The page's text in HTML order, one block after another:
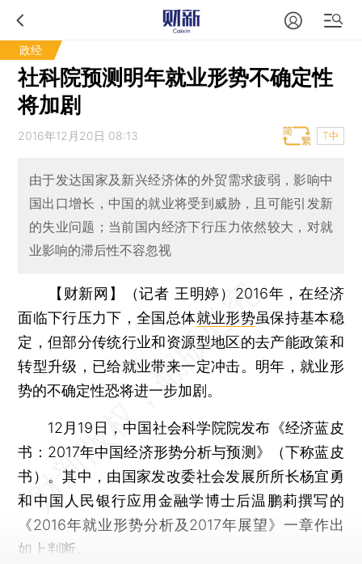
政经
社科院预测明年就业形势不确定性
将加剧
2016年12月20日 08:13 T中
由于发达国家及新兴经济体的外贸需求疲弱，影响中
国出口增长，中国的就业将受到威胁，且可能引发新
的失业问题；当前国内经济下行压力依然较大，对就
业影响的滞后性不容忽视
【财新网】（记者 王明婷） 2016年，在经济
面临下行压力下，全国总体就业形势虽保持基本稳
定，但部分传统行业和资源型地区的去产能政策和
转型升级，已给就业带来一定冲击。明年，就业形
势的不确定性恐将进一步加剧。
12月19日，中国社会科学院院发布《经济蓝皮
书：2017年中国经济形势分析与预测》（下称蓝皮
书）。其中，由国家发改委社会发展所所长杨宜勇
和中国人民银行应用金融学博士后温鹏莉撰写的
《2016年就业形势分析及2017年展望》一章作出
如上判断。